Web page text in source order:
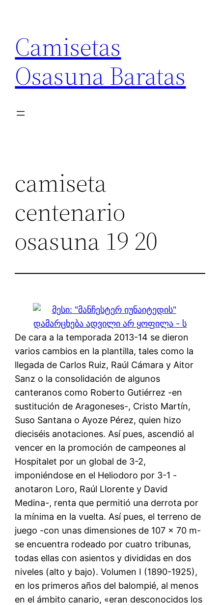
contenido
Camisetas
Osasuna Baratas
camiseta
centenario
osasuna 19 20
De cara a la temporada 2013-14 se dieron
varios cambios en la plantilla, tales como la
llegada de Carlos Ruiz, Raúl Cámara y Aitor
Sanz o la consolidación de algunos
canteranos como Roberto Gutiérrez -en
sustitución de Aragoneses-, Cristo Martín,
Suso Santana o Ayoze Pérez, quien hizo
dieciséis anotaciones. Así pues, ascendió al
vencer en la promoción de campeones al
Hospitalet por un global de 3-2,
imponiéndose en el Heliodoro por 3-1 -
anotaron Loro, Raúl Llorente y David
Medina-, renta que permitió una derrota por
la mínima en la vuelta. Así pues, el terreno de
juego -con unas dimensiones de 107 x 70 m-
se encuentra rodeado por cuatro tribunas,
todas ellas con asientos y divididas en dos
niveles (alto y bajo). Volumen I (1890-1925),
en los primeros años del balompié, al menos
en el ámbito canario, «eran desconocidos los